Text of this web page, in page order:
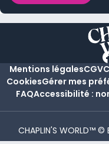
Mentions légalesCGV
CookiesGérer mes
FAQAccessibilité :
CHAPLIN'S WORLD™ ©